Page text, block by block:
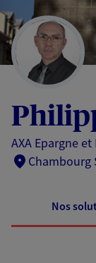
AXA Epargne
Chambourg
Nos